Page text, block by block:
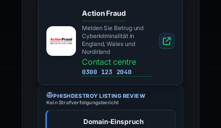
Action Fraud
Melden Sie Betrug und
Cyberkriminalität in
England, Wales und
Nordirland
Contact centre
0300 123 2040
PHISHDESTROY LISTING REVIEW
Kein Strafverfolgungsbericht
Domain-Einspruch